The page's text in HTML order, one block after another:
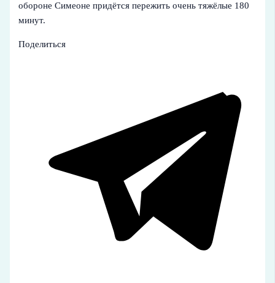
обороне Симеоне придётся пережить очень тяжёлые 180
минут.
Поделиться